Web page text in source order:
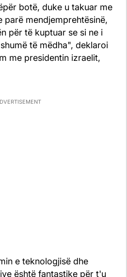
botë, duke u takuar me
parë mendjemprehtësinë,
për të kuptuar se si ne i
të mëdha", deklaroi
me presidentin izraelit,
e teknologjisë dhe
është fantastike për t'u